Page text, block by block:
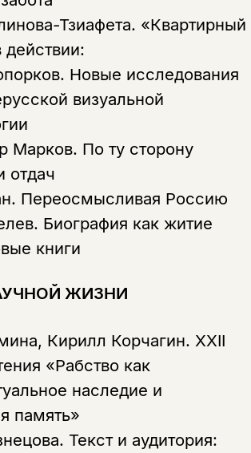
Тзиафета. «Квартирный
действии:
Новые исследования
визуальной
Марков. По ту сторону
отдач
Переосмысливая Россию
Биография как житие
книги
ЖИЗНИ
Кирилл Корчагин. XXII
«Рабство как
наследие и
память»
Текст и аудитория: